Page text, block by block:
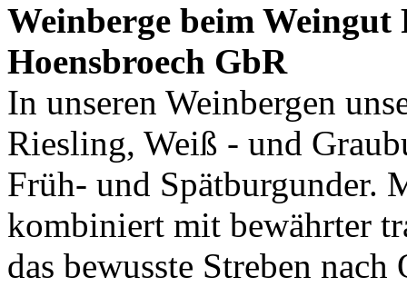
Weinberge beim
Hoensbroech GbR
In unseren Weinbergen
Riesling, Weiß - und
Früh- und Spätburgunder.
kombiniert mit bewährter
das bewusste Streben